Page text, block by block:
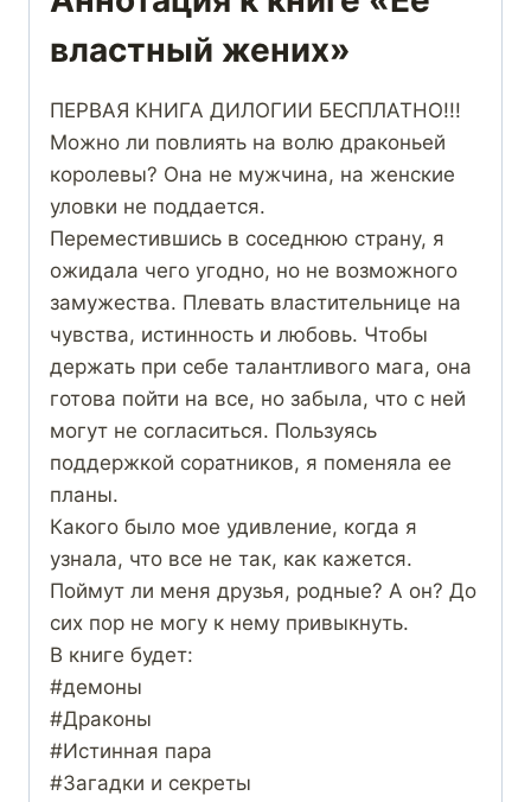
властный жених»
ПЕРВАЯ КНИГА ДИЛОГИИ БЕСПЛАТНО!!!
Можно ли повлиять на волю драконьей
королевы? Она не мужчина, на женские
уловки не поддается.
Переместившись в соседнюю страну, я
ожидала чего угодно, но не возможного
замужества. Плевать властительнице на
чувства, истинность и любовь. Чтобы
держать при себе талантливого мага, она
готова пойти на все, но забыла, что с ней
могут не согласиться. Пользуясь
поддержкой соратников, я поменяла ее
планы.
Какого было мое удивление, когда я
узнала, что все не так, как кажется.
Поймут ли меня друзья, родные? А он? До
сих пор не могу к нему привыкнуть.
В книге будет:
#демоны
#Драконы
#Истинная пара
#Загадки и секреты